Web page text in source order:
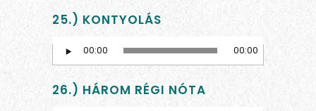
25.) KONTYOLÁS
Player
00:00 00:00
26.) HÁROM RÉGI NÓTA